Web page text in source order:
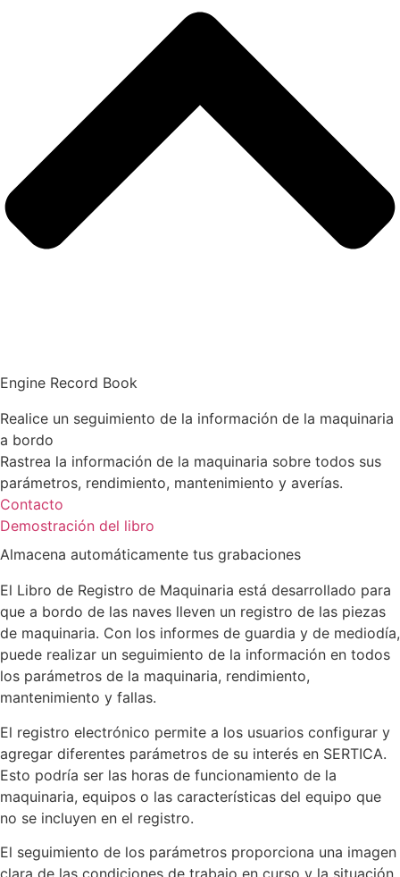
Engine Record Book
Realice un seguimiento de la información de la maquinaria
a bordo
Rastrea la información de la maquinaria sobre todos sus
parámetros, rendimiento, mantenimiento y averías.
Contacto
Demostración del libro
Almacena automáticamente tus grabaciones
El Libro de Registro de Maquinaria está desarrollado para
que a bordo de las naves lleven un registro de las piezas
de maquinaria. Con los informes de guardia y de mediodía,
puede realizar un seguimiento de la información en todos
los parámetros de la maquinaria, rendimiento,
mantenimiento y fallas.
El registro electrónico permite a los usuarios configurar y
agregar diferentes parámetros de su interés en SERTICA.
Esto podría ser las horas de funcionamiento de la
maquinaria, equipos o las características del equipo que
no se incluyen en el registro.
El seguimiento de los parámetros proporciona una imagen